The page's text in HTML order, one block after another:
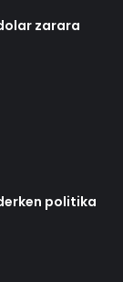
zarara
politika